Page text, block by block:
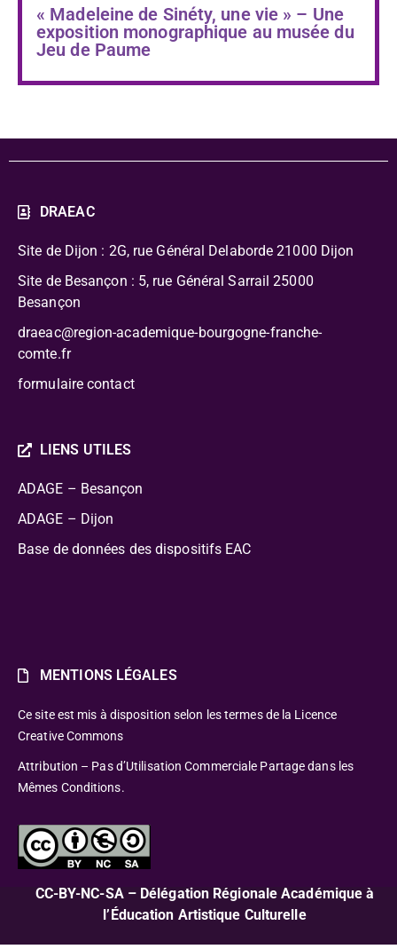
« Madeleine de Sinéty, une vie » – Une
exposition monographique au musée du
Jeu de Paume
DRAEAC
Site de Dijon : 2G, rue Général Delaborde 21000 Dijon
Site de Besançon : 5, rue Général Sarrail 25000
Besançon
draeac@region-academique-bourgogne-franche-
comte.fr
formulaire contact
LIENS UTILES
ADAGE – Besançon
ADAGE – Dijon
Base de données des dispositifs EAC
MENTIONS LÉGALES
Ce site est mis à disposition selon les termes de la Licence
Creative Commons
Attribution – Pas d’Utilisation Commerciale Partage dans les
Mêmes Conditions.
CC-BY-NC-SA – Délégation Régionale Académique à
l’Éducation Artistique Culturelle